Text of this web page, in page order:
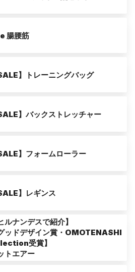
腸腰筋
】トレーニングバッグ
】バックストレッチャー
】フォームローラー
】レギンス
ルナンデスで紹介】
グッドデザイン賞・OMOTENASHI
受賞】
トエアー